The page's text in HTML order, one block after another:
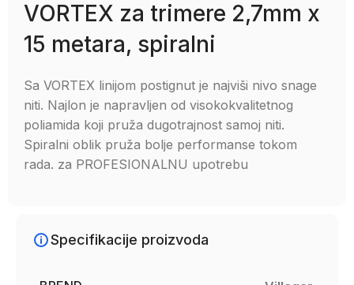
VORTEX za trimere 2,7mm x
15 metara, spiralni
Sa VORTEX linijom postignut je najviši nivo snage
niti. Najlon je napravljen od visokokvalitetnog
poliamida koji pruža dugotrajnost samoj niti.
Spiralni oblik pruža bolje performanse tokom
rada. za PROFESIONALNU upotrebu
Specifikacije proizvoda